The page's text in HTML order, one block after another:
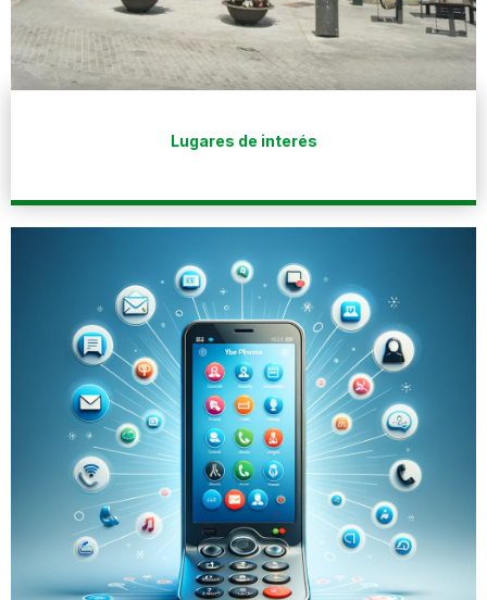
Lugares de interés